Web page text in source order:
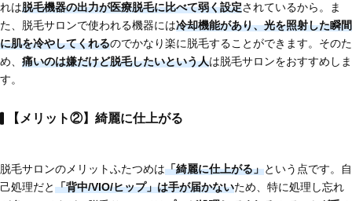
れは脱毛機器の出力が医療脱毛に比べて弱く設定されているから。ま
た、脱毛サロンで使われる機器には冷却機能があり、光を照射した瞬間
に肌を冷やしてくれるのでかなり楽に脱毛することができます。そのた
め、 痛いのは嫌だけど脱毛したいという人は脱毛サロンをおすすめしま
す。
【メリット②】綺麗に仕上がる
脱毛サロンのメリットふたつめは「綺麗に仕上がる」という点です。自
己処理だと「背中/VIO/ヒップ」は手が届かないため、特に処理し忘れ